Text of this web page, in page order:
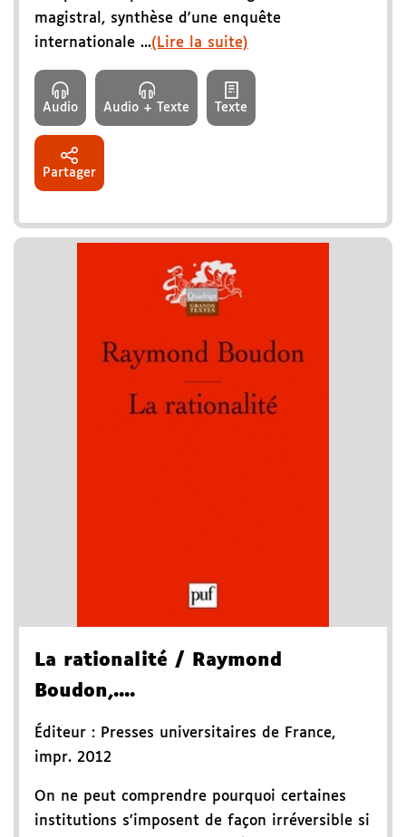
magistral, synthèse d'une enquête
internationale ...(Lire la suite)
Audio Audio + Texte Texte
Partager
La rationalité / Raymond
Boudon,....
Éditeur : Presses universitaires de France,
impr. 2012
On ne peut comprendre pourquoi certaines
institutions s’imposent de façon irréversible si